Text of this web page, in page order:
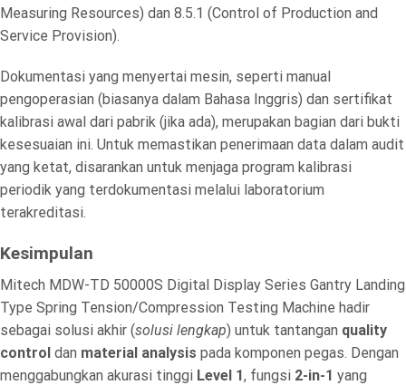
Measuring Resources) dan 8.5.1 (Control of Production and
Service Provision).
Dokumentasi yang menyertai mesin, seperti manual
pengoperasian (biasanya dalam Bahasa Inggris) dan sertifikat
kalibrasi awal dari pabrik (jika ada), merupakan bagian dari bukti
kesesuaian ini. Untuk memastikan penerimaan data dalam audit
yang ketat, disarankan untuk menjaga program kalibrasi
periodik yang terdokumentasi melalui laboratorium
terakreditasi.
Kesimpulan
Mitech MDW-TD 50000S Digital Display Series Gantry Landing
Type Spring Tension/Compression Testing Machine hadir
sebagai solusi akhir (solusi lengkap) untuk tantangan quality
control dan material analysis pada komponen pegas. Dengan
menggabungkan akurasi tinggi Level 1, fungsi 2-in-1 yang